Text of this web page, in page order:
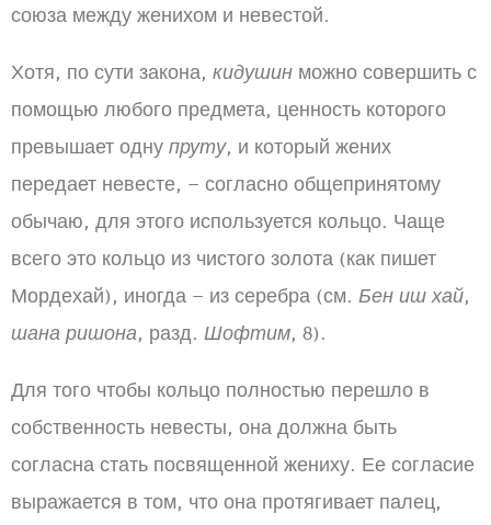
союза между женихом и невестой.
Хотя, по сути закона, кидушин можно совершить с
помощью любого предмета, ценность которого
превышает одну пруту, и который жених
передает невесте, – согласно общепринятому
обычаю, для этого используется кольцо. Чаще
всего это кольцо из чистого золота (как пишет
Мордехай), иногда – из серебра (см. Бен иш хай,
шана ришона, разд. Шофтим, 8).
Для того чтобы кольцо полностью перешло в
собственность невесты, она должна быть
согласна стать посвященной жениху. Ее согласие
выражается в том, что она протягивает палец,